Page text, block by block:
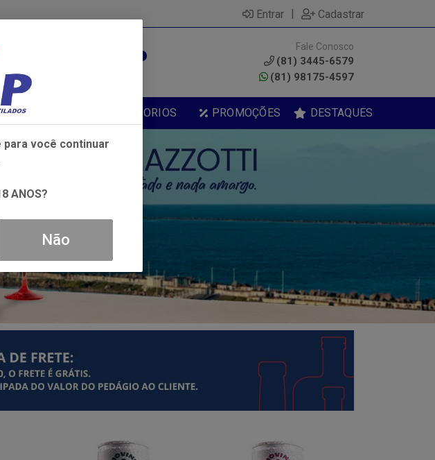
Entrar | Cadastrar
Fale Conosco
(81) 3445-6579
(81) 98175-4597
ALIMENTOS ACESSORIOS PROMOÇÕES DESTAQUES
para você continuar
ANOS?
Não